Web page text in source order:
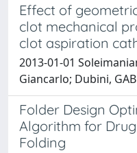
Effect of
clot mechanical
clot aspiration
2013-01-01
Giancarlo; Dubini,
Folder Design
Algorithm for
Folding